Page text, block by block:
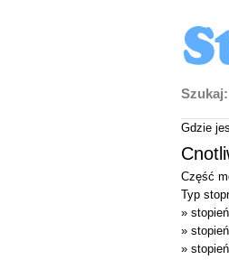
Szukaj:
Gdzie
Część
Typ
»
»
»